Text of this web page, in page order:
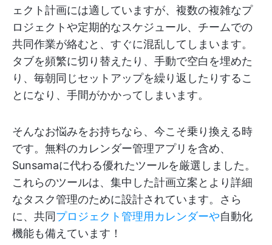
ェクト計画には適していますが、複数の複雑なプ
ロジェクトや定期的なスケジュール、チームでの
共同作業が絡むと、すぐに混乱してしまいます。
タブを頻繁に切り替えたり、手動で空白を埋めた
り、毎朝同じセットアップを繰り返したりするこ
とになり、手間がかかってしまいます。
そんなお悩みをお持ちなら、今こそ乗り換える時
です。無料のカレンダー管理アプリを含め、
Sunsamaに代わる優れたツールを厳選しました。
これらのツールは、集中した計画立案とより詳細
なタスク管理のために設計されています。さら
に、共同プロジェクト管理用カレンダーや自動化
機能も備えています！